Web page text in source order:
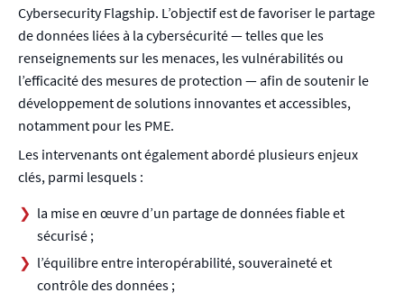
Cybersecurity Flagship. L’objectif est de favoriser le partage
de données liées à la cybersécurité — telles que les
renseignements sur les menaces, les vulnérabilités ou
l’efficacité des mesures de protection — afin de soutenir le
développement de solutions innovantes et accessibles,
notamment pour les PME.
Les intervenants ont également abordé plusieurs enjeux
clés, parmi lesquels :
la mise en œuvre d’un partage de données fiable et
sécurisé ;
l’équilibre entre interopérabilité, souveraineté et
contrôle des données ;